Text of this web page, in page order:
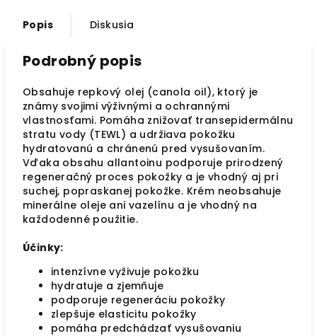
Popis Diskusia
Podrobný popis
Obsahuje repkový olej (canola oil), ktorý je
známy svojimi výživnými a ochrannými
vlastnosťami. Pomáha znižovať transepidermálnu
stratu vody (TEWL) a udržiava pokožku
hydratovanú a chránenú pred vysušovaním.
Vďaka obsahu allantoinu podporuje prirodzený
regeneračný proces pokožky a je vhodný aj pri
suchej, popraskanej pokožke. Krém neobsahuje
minerálne oleje ani vazelínu a je vhodný na
každodenné použitie.
Účinky:
intenzívne vyživuje pokožku
hydratuje a zjemňuje
podporuje regeneráciu pokožky
zlepšuje elasticitu pokožky
pomáha predchádzať vysušovaniu